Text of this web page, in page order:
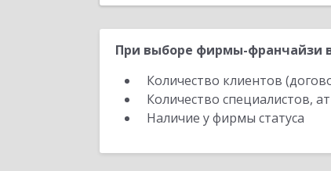
При выборе фирмы-франчайзи
Количество клиентов
Количество специалистов,
Наличие у фирмы статуса